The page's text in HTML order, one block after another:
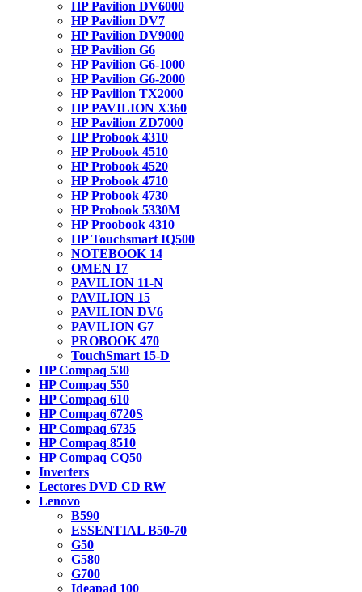
HP Pavilion DV6000
HP Pavilion DV7
HP Pavilion DV9000
HP Pavilion G6
HP Pavilion G6-1000
HP Pavilion G6-2000
HP Pavilion TX2000
HP PAVILION X360
HP Pavilion ZD7000
HP Probook 4310
HP Probook 4510
HP Probook 4520
HP Probook 4710
HP Probook 4730
HP Probook 5330M
HP Proobook 4310
HP Touchsmart IQ500
NOTEBOOK 14
OMEN 17
PAVILION 11-N
PAVILION 15
PAVILION DV6
PAVILION G7
PROBOOK 470
TouchSmart 15-D
HP Compaq 530
HP Compaq 550
HP Compaq 610
HP Compaq 6720S
HP Compaq 6735
HP Compaq 8510
HP Compaq CQ50
Inverters
Lectores DVD CD RW
Lenovo
B590
ESSENTIAL B50-70
G50
G580
G700
Ideapad 100